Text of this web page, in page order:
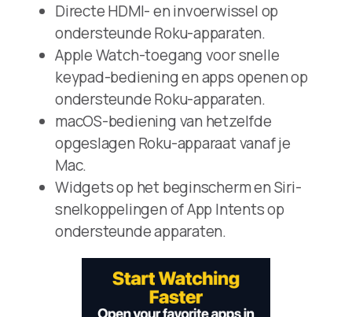
Directe HDMI- en invoerwissel op
ondersteunde Roku-apparaten.
Apple Watch-toegang voor snelle
keypad-bediening en apps openen op
ondersteunde Roku-apparaten.
macOS-bediening van hetzelfde
opgeslagen Roku-apparaat vanaf je
Mac.
Widgets op het beginscherm en Siri-
snelkoppelingen of App Intents op
ondersteunde apparaten.